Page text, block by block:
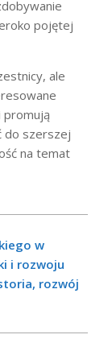
pojętej
ale
promują
do szerszej
na temat
w
i rozwoju
rozwój